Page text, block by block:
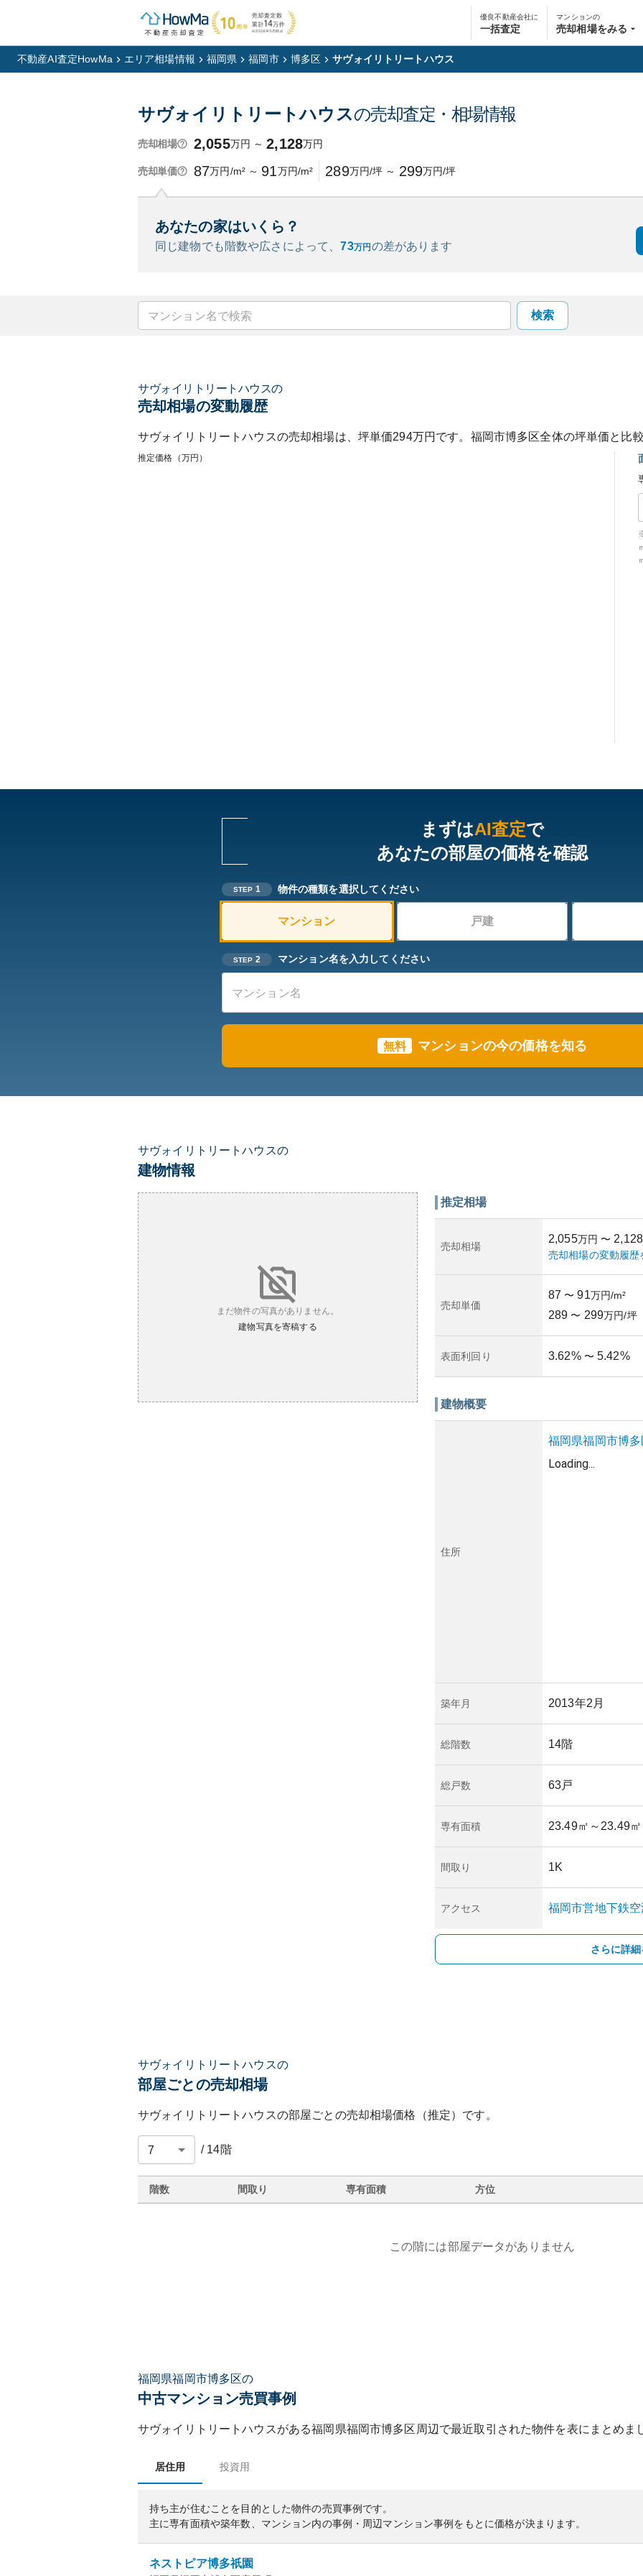
優良不動産会社に
一括査定
マンションの
売却相場をみる
不動産AI査定HowMa エリア相場情報 福岡県 福岡市 博多区 サヴォイリトリートハウス
サヴォイリトリートハウスの売却査定・相場情報
売却相場 2,055万円 ～ 2,128万円
売却単価 87万円/m² ～ 91万円/m² 289万円/坪 ～ 299万円/坪
あなたの家はいくら？
同じ建物でも階数や広さによって、73万円 の差があります
検索
サヴォイリトリートハウスの
売却相場の変動履歴
サヴォイリトリートハウスの売却相場は、坪単価294万円です。 福岡市博多区全体の坪単価と比
推定価格（万円）
まずはAI査定で
あなたの部屋の価格を確認
STEP 1 物件の種類を選択してください
マンション 戸建
STEP 2 マンション名を入力してください
無料 マンションの今の価格を知る
サヴォイリトリートハウスの
建物情報
まだ物件の写真がありません。
建物写真を寄稿する
推定相場
売却相場
2,055万円 〜 2,128
売却相場の変動履歴
売却単価
87 〜 91万円/m²
289 〜 299万円/坪
表面利回り 3.62% 〜 5.42%
建物概要
住所
福岡県福岡市博
Loading...
築年月 2013年2月
総階数 14階
総戸数 63戸
専有面積 23.49㎡ ～23.49㎡
間取り 1K
アクセス 福岡市営地下鉄
さらに詳
サヴォイリトリートハウスの
部屋ごとの売却相場
サヴォイリトリートハウスの部屋ごとの売却相場価格（推定）です。
/ 14階
階数 間取り 専有面積 方位
この階には部屋データがありません
福岡県福岡市博多区の
中古マンション売買事例
サヴォイリトリートハウスがある福岡県福岡市博多区 周辺で最近取引された物件を表にまとめま
居住用 投資用
持ち主が住むことを目的とした物件の売買事例です。
主に専有面積や築年数、マンション内の事例・周辺マンション事例をもとに価格が決まります。
ネストピア博多祇園